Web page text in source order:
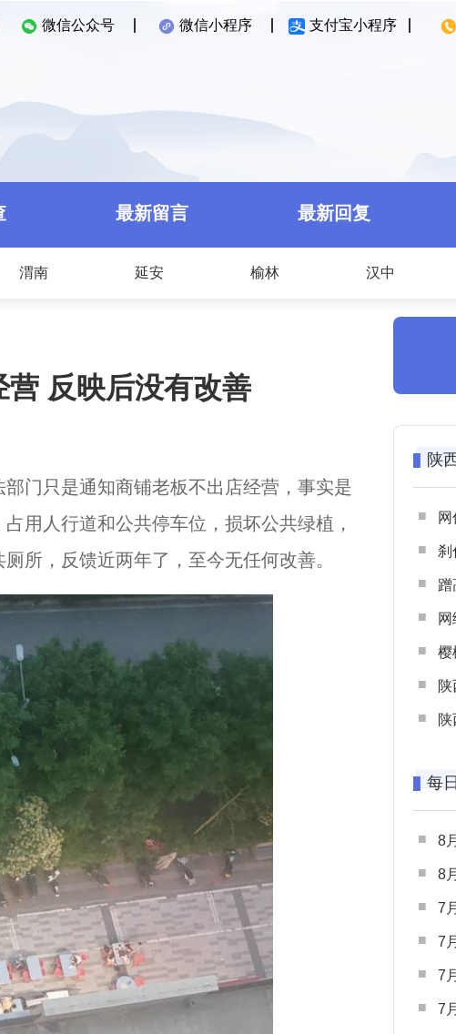
微信公众号 微信小程序 支付宝小程序
最新留言 最新回复
渭南 延安 榆林 汉中
反映后没有改善
门只是通知商铺老板不出店经营，事实是
用人行道和公共停车位，损坏公共绿植，
所，反馈近两年了，至今无任何改善。
陕
网
刹
蹭
网
樱
陕
每
8
8
7
7
7
7